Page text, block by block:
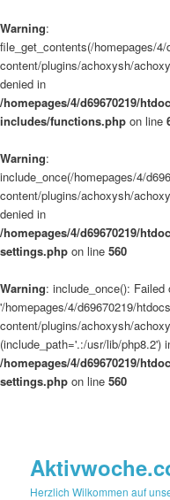
Warning:
file_get_contents(/homepages/
content/plugins/achoxysh/
denied in
/homepages/4/d69670219/
includes/functions.php on line
Warning:
include_once(/homepages/4/
content/plugins/achoxysh/
denied in
/homepages/4/d69670219/
settings.php on line 560
Warning: include_once(): Failed
'/homepages/4/d69670219/
content/plugins/achoxysh/
(include_path='.:/usr/lib/php8.2')
/homepages/4/d69670219/
settings.php on line 560
Herzlich Wilkommen auf